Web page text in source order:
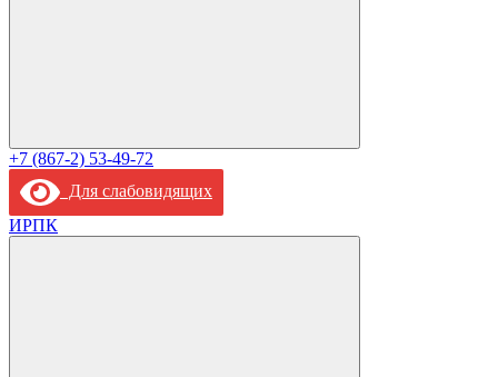
+7 (867-2) 53-49-72
Для слабовидящих
ИРПК